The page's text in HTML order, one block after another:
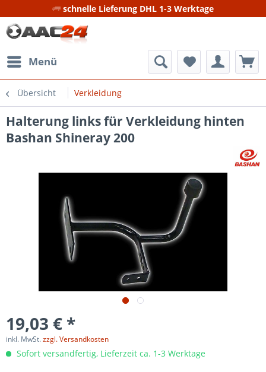
schnelle Lieferung DHL 1-3 Werktage
Menü
Übersicht Verkleidung
Halterung links für Verkleidung hinten
Bashan Shineray 200
19,03 € *
inkl. MwSt.zzgl. Versandkosten
Sofort versandfertig, Lieferzeit ca. 1-3 Werktage